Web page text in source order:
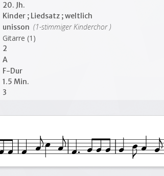
20. Jh.
Kinder ; Liedsatz ; weltlich
unisson (1-stimmiger Kinderchor )
Gitarre (1)
2
A
F-Dur
1.5 Min.
3